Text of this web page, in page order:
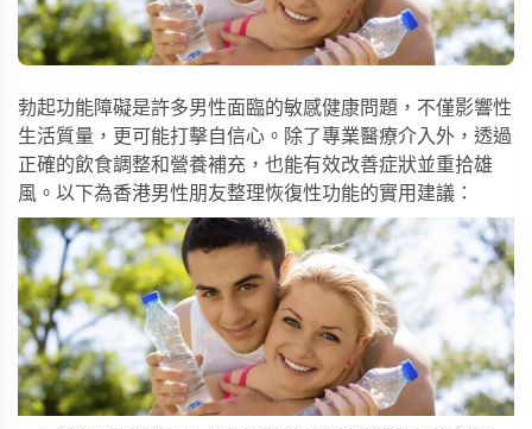
勃起功能障礙是許多男性面臨的敏感健康問題，不僅影響性
生活質量，更可能打擊自信心。除了專業醫療介入外，透過
正確的飲食調整和營養補充，也能有效改善症狀並重拾雄
風。以下為香港男性朋友整理恢復性功能的實用建議：